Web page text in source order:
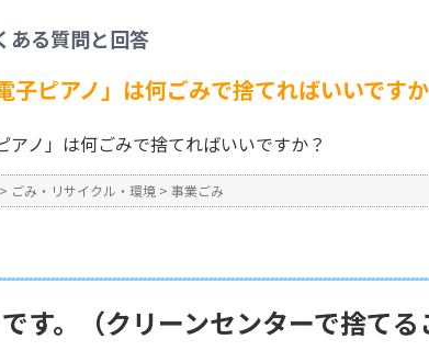
ある質問と回答
子ピアノ」は何ごみで捨てればいいです
アノ」は何ごみで捨てればいいですか？
> ごみ・リサイクル・環境 > 事業ごみ
す。（クリーンセンターで捨てる